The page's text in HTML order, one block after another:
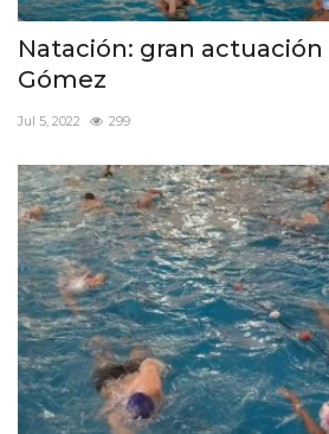
Natación: gran actuación
Gómez
Jul 5, 2022 299